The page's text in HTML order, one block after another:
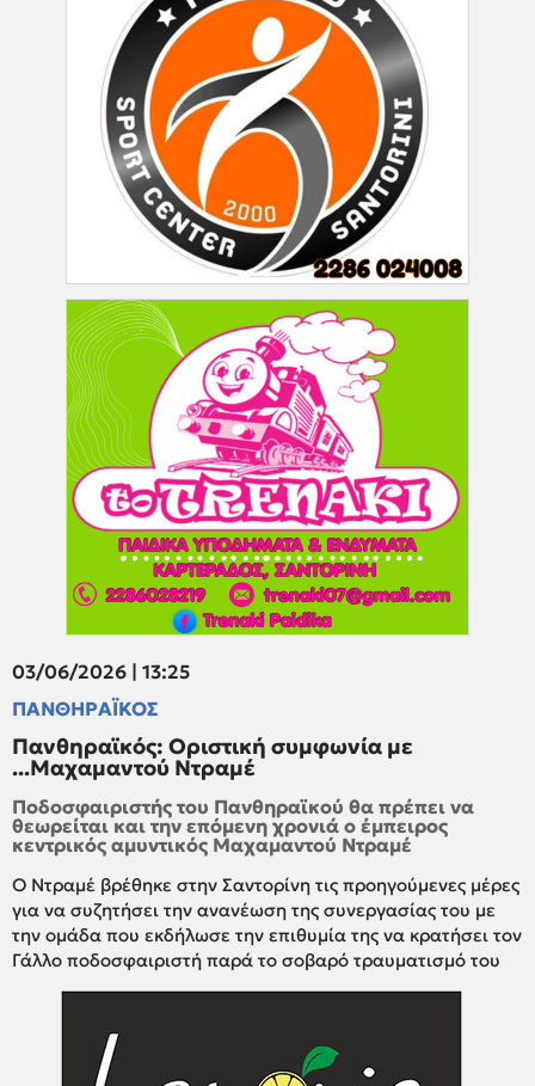
03/06/2026 | 13:25
ΠΑΝΘΗΡΑΪΚΟΣ
Πανθηραϊκός: Οριστική συμφωνία με
...Μαχαμαντού Ντραμέ
Ποδοσφαιριστής του Πανθηραϊκού θα πρέπει να
θεωρείται και την επόμενη χρονιά ο έμπειρος
κεντρικός αμυντικός Μαχαμαντού Ντραμέ
Ο Ντραμέ βρέθηκε στην Σαντορίνη τις προηγούμενες μέρες
για να συζητήσει την ανανέωση της συνεργασίας του με
την ομάδα που εκδήλωσε την επιθυμία της να κρατήσει τον
Γάλλο ποδοσφαιριστή παρά το σοβαρό τραυματισμό του